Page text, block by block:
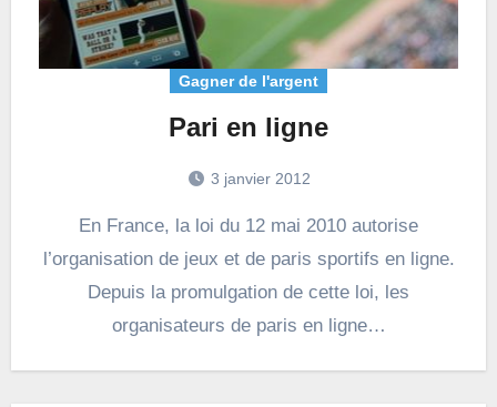
Gagner de l'argent
Pari en ligne
3 janvier 2012
En France, la loi du 12 mai 2010 autorise
l’organisation de jeux et de paris sportifs en ligne.
Depuis la promulgation de cette loi, les
organisateurs de paris en ligne…